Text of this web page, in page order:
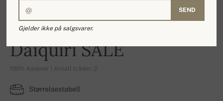
-16%
Daiquiri SALE
100% Kashmir | Antall tråder: 2
Størrelsestabell
SEND
Gjelder ikke på salgsvarer.